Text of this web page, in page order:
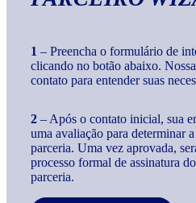
1 – Preencha o formulário de
clicando no botão abaixo.
contato para entender suas
2 – Após o contato inicial, sua
uma avaliação para determinar
parceria. Uma vez aprovada,
processo formal de assinatura
parceria.